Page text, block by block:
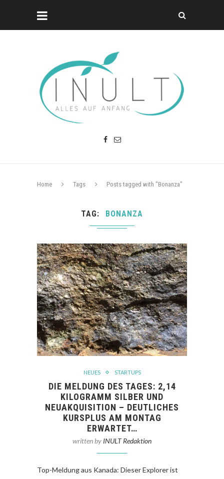
Home Tags Posts tagged with "Bonanza"
TAG BONANZA
NEUES STARTUPS
DIE MELDUNG DES TAGES: 2,14
KILOGRAMM SILBER UND
NEUAKQUISITION – DEUTLICHES
KURSPLUS AM MONTAG
ERWARTET…
written by INULT Redaktion
Top-Meldung aus Kanada: Dieser Explorer ist